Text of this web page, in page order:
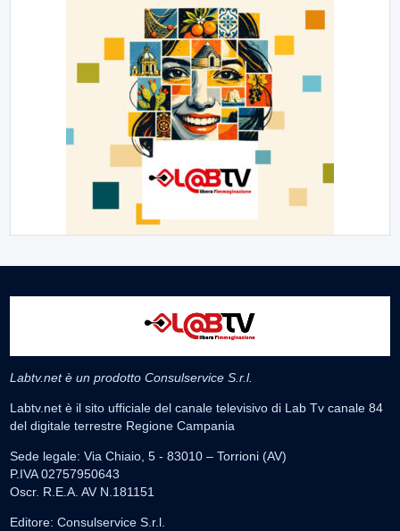
Labtv.net è un prodotto Consulservice S.r.l.
Labtv.net è il sito ufficiale del canale televisivo di Lab Tv canale 84
del digitale terrestre Regione Campania
Sede legale: Via Chiaio, 5 - 83010 – Torrioni (AV)
P.IVA 02757950643
Oscr. R.E.A. AV N.181151
Editore: Consulservice S.r.l.